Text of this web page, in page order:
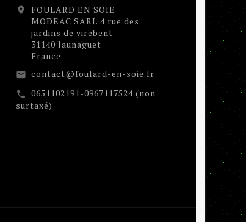
location_on
FOULARD EN SOIE
MODEAC SARL 4 rue des
jardins de virebent
31140 launaguet
France
email contact@foulard-en-soie.fr
call 0651102191-0967117524 (non
surtaxé)